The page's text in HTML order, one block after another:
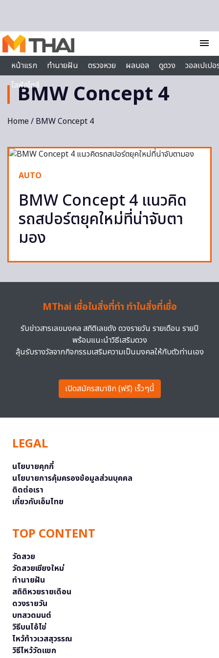
menu
หน้าแรก
ทำนายฝัน ตรวจหวย ผลบอล ดูดวง
วอลเปเป
ไลฟ์สไตล์
BMW Concept 4
Home/ BMW Concept 4
AUTO
BMW Concept 4 แนวคิด
รถสปอร์ตยุคใหม่ที่น่าจับตา
มอง
MThai เชื่อในสิ่งที่ทำ ทำในสิ่งที่เชื่อ
รับข่าวสารเลขมงคล สถิติเลขดัง ดวงรายวัน รายเดือน รายปี
พร้อมแนะนำวิธีเสริมดวง
ลุ้นรับรางวัลจากกิจกรรมเสริมความเป็นมงคลให้กับตัวท่านเอง
เปิดสมัครสมาชิก (ฟรี) เร็วๆนี้
LEGAL
นโยบายคุกกี้
นโยบายการคุ้มครองข้อมูลส่วนบุคคล
ติดต่อเรา
เกี่ยวกับเอ็มไทย
TOP CONTENT
วัดสวย
วัดสวยเชียงใหม่
ทำนายฝัน
สถิติหวยรายเดือน
ดวงรายวัน
บทสวดมนต์
วิธีบนไอ้ไข่
ไหว้ท้าวเวสสุวรรณ
วิธีไหว้วัดแขก